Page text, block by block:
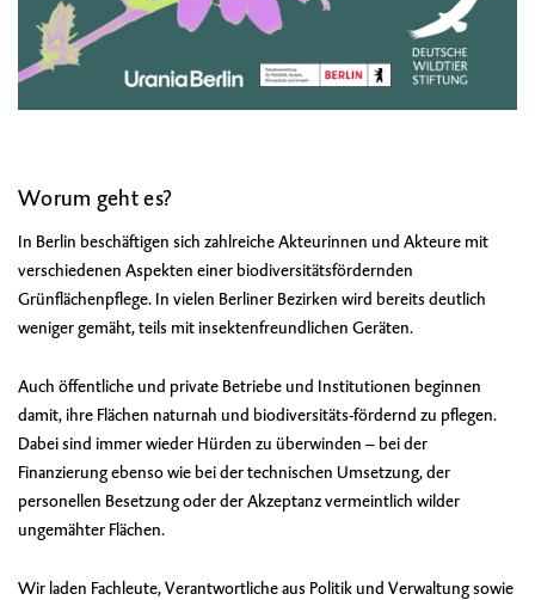
Worum geht es?
In Berlin beschäftigen sich zahlreiche Akteurinnen und Akteure mit
verschiedenen Aspekten einer biodiversitätsfördernden
Grünflächenpflege. In vielen Berliner Bezirken wird bereits deutlich
weniger gemäht, teils mit insektenfreundlichen Geräten.
Auch öffentliche und private Betriebe und Institutionen beginnen
damit, ihre Flächen naturnah und biodiversitäts-fördernd zu pflegen.
Dabei sind immer wieder Hürden zu überwinden – bei der
Finanzierung ebenso wie bei der technischen Umsetzung, der
personellen Besetzung oder der Akzeptanz vermeintlich wilder
ungemähter Flächen.
Wir laden Fachleute, Verantwortliche aus Politik und Verwaltung sowie